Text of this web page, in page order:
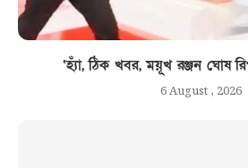
‘হ্যাঁ, ঠিক খবর, ময়ূখ রঞ্জন ঘোষ
6 August , 2026